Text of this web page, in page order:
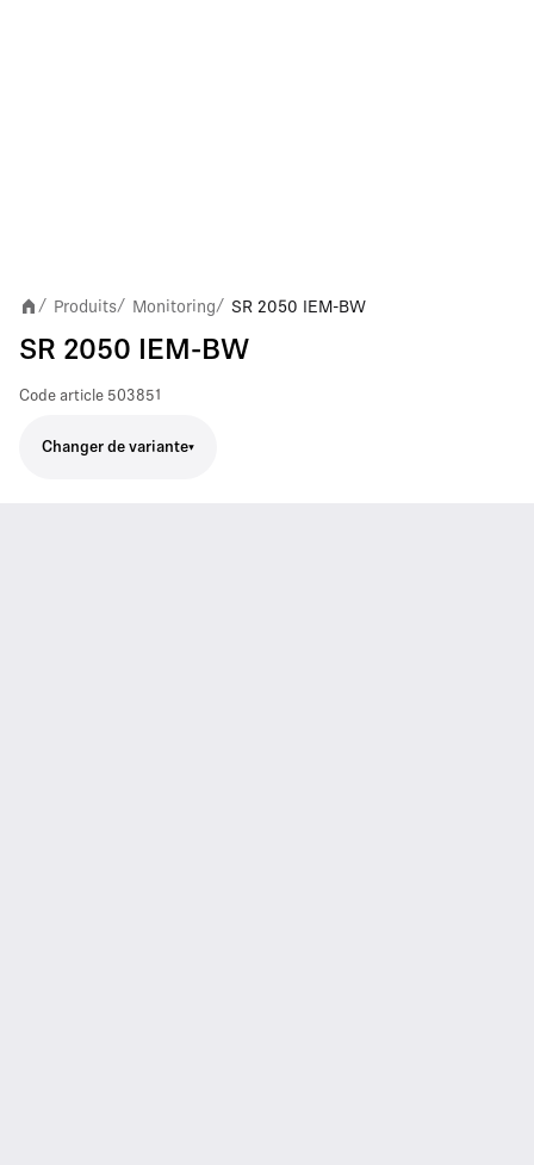
/ Produits/ Monitoring/ SR 2050 IEM-BW
SR 2050 IEM-BW
Code article 503851
Changer de variante